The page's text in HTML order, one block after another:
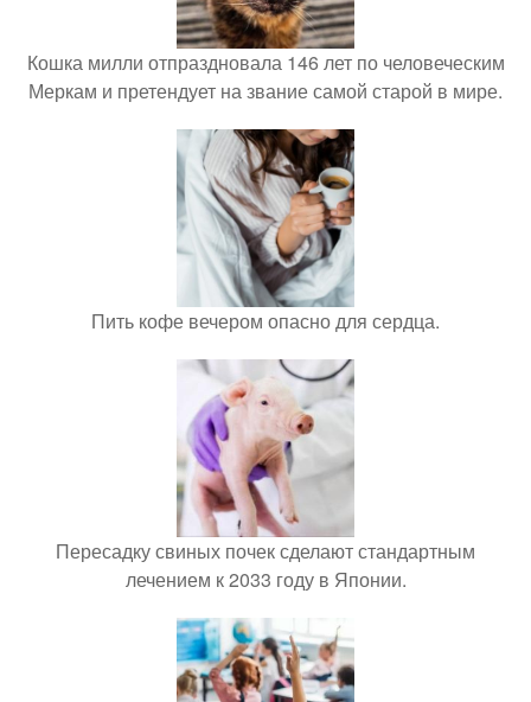
Кошка милли отпраздновала 146 лет по человеческим
Меркам и претендует на звание самой старой в мире.
Пить кофе вечером опасно для сердца.
Пересадку свиных почек сделают стандартным
лечением к 2033 году в Японии.